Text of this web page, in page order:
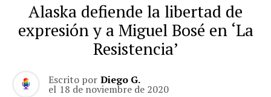
Alaska defiende la libertad de
expresión y a Miguel Bosé en ‘La
Resistencia’
Escrito por Diego G.
el 18 de noviembre de 2020